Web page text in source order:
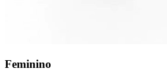
Feminino